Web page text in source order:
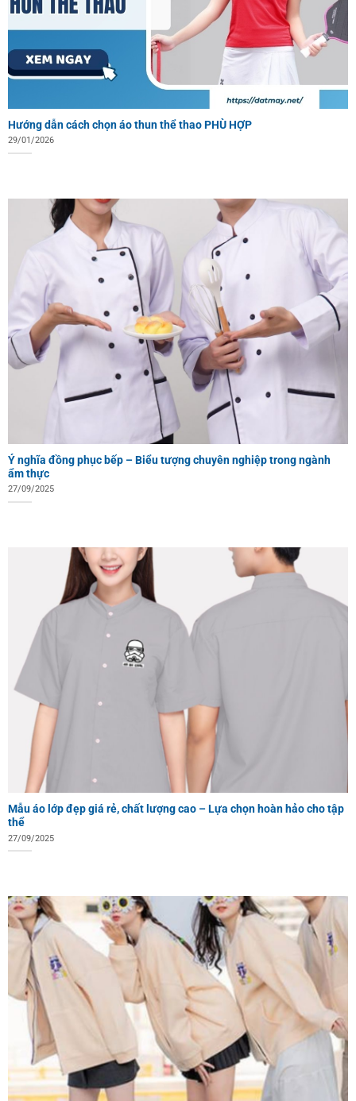
Hướng dẫn cách chọn áo thun thể thao PHÙ HỢP
29/01/2026
Ý nghĩa đồng phục bếp – Biểu tượng chuyên nghiệp trong ngành
ẩm thực
27/09/2025
Mẫu áo lớp đẹp giá rẻ, chất lượng cao – Lựa chọn hoàn hảo cho tập
thể
27/09/2025